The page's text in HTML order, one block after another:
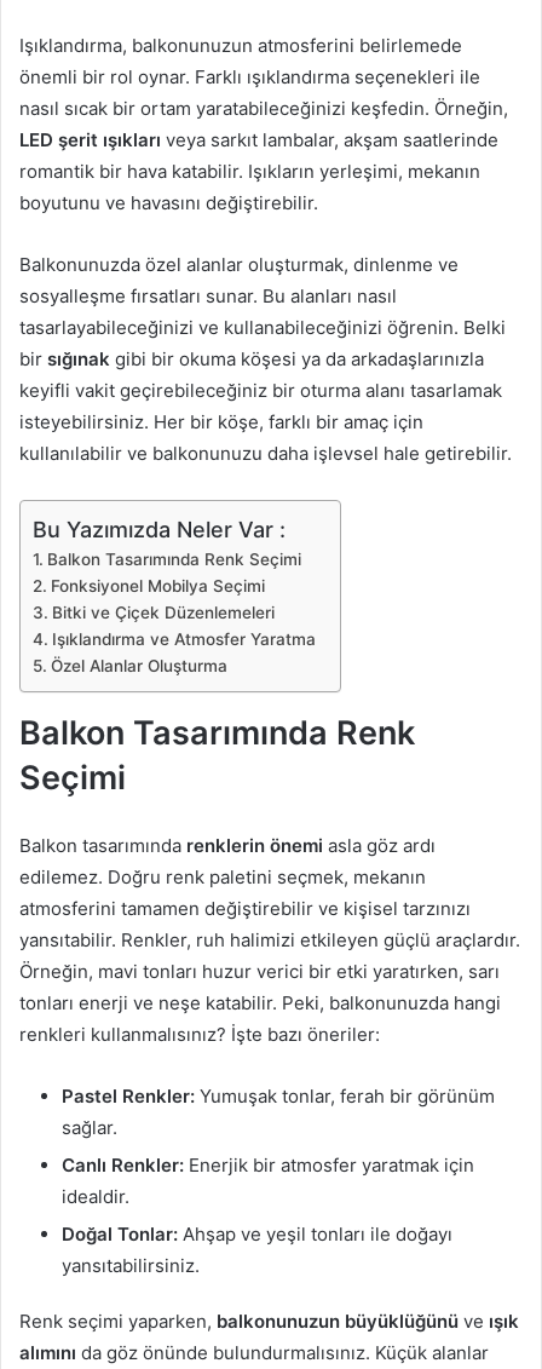
Işıklandırma, balkonunuzun atmosferini belirlemede
önemli bir rol oynar. Farklı ışıklandırma seçenekleri ile
nasıl sıcak bir ortam yaratabileceğinizi keşfedin. Örneğin,
LED şerit ışıkları veya sarkıt lambalar, akşam saatlerinde
romantik bir hava katabilir. Işıkların yerleşimi, mekanın
boyutunu ve havasını değiştirebilir.
Balkonunuzda özel alanlar oluşturmak, dinlenme ve
sosyalleşme fırsatları sunar. Bu alanları nasıl
tasarlayabileceğinizi ve kullanabileceğinizi öğrenin. Belki
bir sığınak gibi bir okuma köşesi ya da arkadaşlarınızla
keyifli vakit geçirebileceğiniz bir oturma alanı tasarlamak
isteyebilirsiniz. Her bir köşe, farklı bir amaç için
kullanılabilir ve balkonunuzu daha işlevsel hale getirebilir.
Bu Yazımızda Neler Var :
Balkon Tasarımında Renk Seçimi
Fonksiyonel Mobilya Seçimi
Bitki ve Çiçek Düzenlemeleri
Işıklandırma ve Atmosfer Yaratma
Özel Alanlar Oluşturma
Balkon Tasarımında Renk
Seçimi
Balkon tasarımında renklerin önemi asla göz ardı
edilemez. Doğru renk paletini seçmek, mekanın
atmosferini tamamen değiştirebilir ve kişisel tarzınızı
yansıtabilir. Renkler, ruh halimizi etkileyen güçlü araçlardır.
Örneğin, mavi tonları huzur verici bir etki yaratırken, sarı
tonları enerji ve neşe katabilir. Peki, balkonunuzda hangi
renkleri kullanmalısınız? İşte bazı öneriler:
Pastel Renkler: Yumuşak tonlar, ferah bir görünüm
sağlar.
Canlı Renkler: Enerjik bir atmosfer yaratmak için
idealdir.
Doğal Tonlar: Ahşap ve yeşil tonları ile doğayı
yansıtabilirsiniz.
Renk seçimi yaparken, balkonunuzun büyüklüğünü ve ışık
alımını da göz önünde bulundurmalısınız. Küçük alanlar